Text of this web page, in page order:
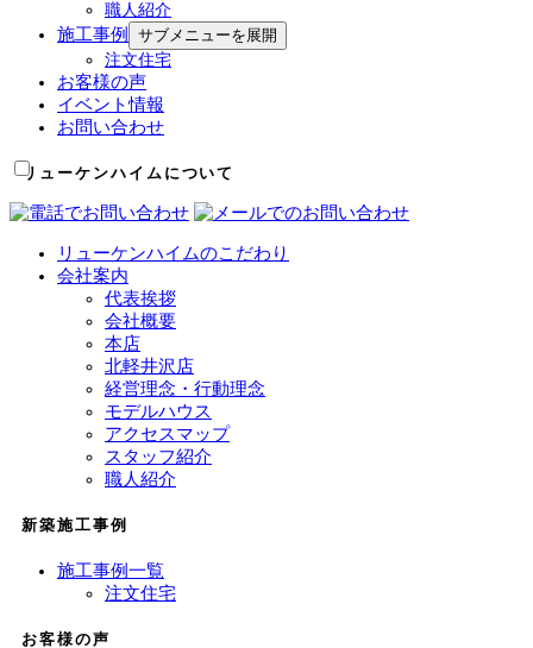
職人紹介
施工事例
サブメニューを展開
注文住宅
お客様の声
イベント情報
お問い合わせ
リューケンハイムについて
リューケンハイムのこだわり
会社案内
代表挨拶
会社概要
本店
北軽井沢店
経営理念・行動理念
モデルハウス
アクセスマップ
スタッフ紹介
職人紹介
新築施工事例
施工事例一覧
注文住宅
お客様の声